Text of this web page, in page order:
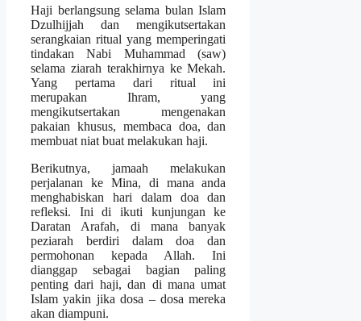
Haji berlangsung selama bulan Islam
Dzulhijjah dan mengikutsertakan
serangkaian ritual yang memperingati
tindakan Nabi Muhammad (saw)
selama ziarah terakhirnya ke Mekah.
Yang pertama dari ritual ini
merupakan Ihram, yang
mengikutsertakan mengenakan
pakaian khusus, membaca doa, dan
membuat niat buat melakukan haji.
Berikutnya, jamaah melakukan
perjalanan ke Mina, di mana anda
menghabiskan hari dalam doa dan
refleksi. Ini di ikuti kunjungan ke
Daratan Arafah, di mana banyak
peziarah berdiri dalam doa dan
permohonan kepada Allah. Ini
dianggap sebagai bagian paling
penting dari haji, dan di mana umat
Islam yakin jika dosa – dosa mereka
akan diampuni.